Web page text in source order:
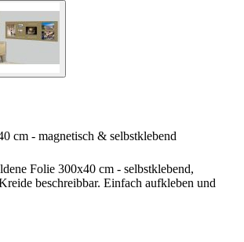
cm - magnetisch & selbstklebend
Folie 300x40 cm - selbstklebend,
beschreibbar. Einfach aufkleben und